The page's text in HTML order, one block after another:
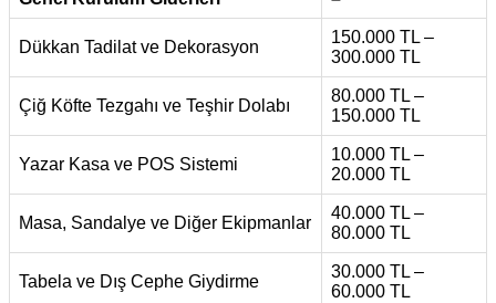
Dükkan Tadilat ve Dekorasyon
150.000 TL –
300.000 TL
Çiğ Köfte Tezgahı ve Teşhir Dolabı
80.000 TL –
150.000 TL
Yazar Kasa ve POS Sistemi
10.000 TL –
20.000 TL
Masa, Sandalye ve Diğer Ekipmanlar
40.000 TL –
80.000 TL
Tabela ve Dış Cephe Giydirme
30.000 TL –
60.000 TL